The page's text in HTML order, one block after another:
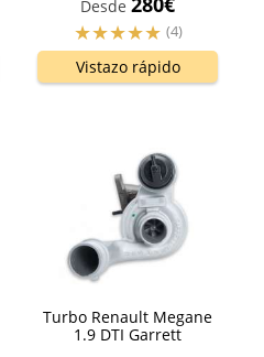
Desde
(4)
Vistazo rápido
Turbo Renault Megane
1.9 DTI Garrett